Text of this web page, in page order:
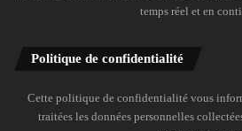
temps réel et en
Politique de confidentialité
Cette politique de confidentialité vous
traitées les données personnelles